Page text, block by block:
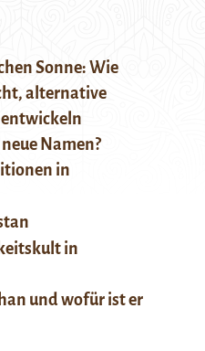
Sonne: Wie
alternative
entwickeln
Namen?
in
in
und wofür ist er